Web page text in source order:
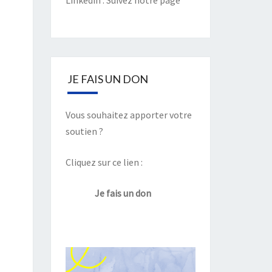
JE FAIS UN DON
Vous souhaitez apporter votre
soutien ?
Cliquez sur ce lien :
Je fais un don